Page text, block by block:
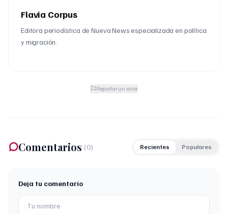
Flavia Corpus
Editora periodística de Nueva News especializada en política
y migración.
Reportar un error
Comentarios (0) Recientes Populares
Deja tu comentario